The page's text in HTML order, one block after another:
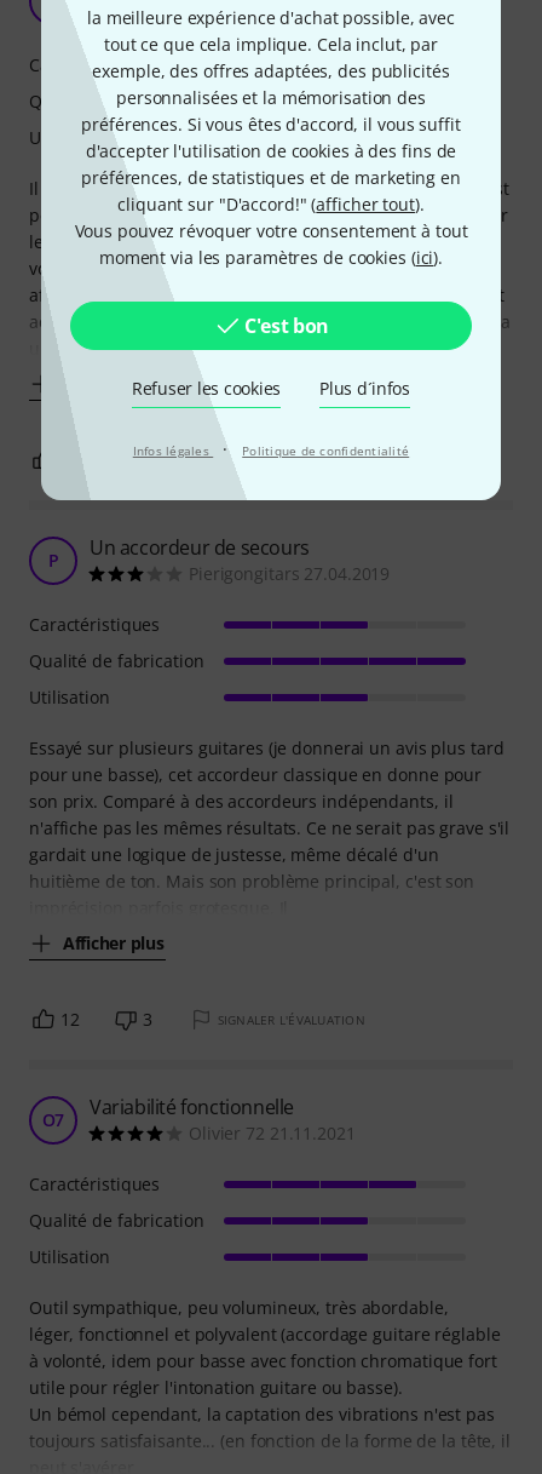
la meilleure expérience d'achat possible, avec
tout ce que cela implique. Cela inclut, par
exemple, des offres adaptées, des publicités
personnalisées et la mémorisation des
préférences. Si vous êtes d'accord, il vous suffit
d'accepter l'utilisation de cookies à des fins de
préférences, de statistiques et de marketing en
cliquant sur "D'accord!" (afficher tout).
Vous pouvez révoquer votre consentement à tout
moment via les paramètres de cookies (ici).
C'est bon
Refuser les cookies Plus d´infos
Infos légales · Politique de confidentialité
Pierroleloup 14.01.2022
Il faisait partie du bundle d'une guitare Harley Benton. Il est
petit, pratique, et tres facile a utiliser .La pince se clipse sur
le manche , pour capter les vibrations . Il vous indique si
vous etes en dessous, ou au dessus de la note, et son
affichage passe de bleu a vert quand vous etes exactement
accorde. Il ne fonctionne pas grace a un micro, mais grace a
Afficher plus
Caractéristiques
Qualité de fabrication
Utilisation
3 SIGNALER L'ÉVALUATION
P Un accordeur de secours
Pierigongitars 27.04.2019
Essayé sur plusieurs guitares (je donnerai un avis plus tard
pour une basse), cet accordeur classique en donne pour
son prix. Comparé à des accordeurs indépendants, il
n'affiche pas les mêmes résultats. Ce ne serait pas grave s'il
gardait une logique de justesse, même décalé d'un
huitième de ton. Mais son problème principal, c'est son
Afficher plus
Caractéristiques
Qualité de fabrication
Utilisation
12 3 SIGNALER L'ÉVALUATION
O7 Variabilité fonctionnelle
Olivier 72 21.11.2021
Outil sympathique, peu volumineux, très abordable,
léger, fonctionnel et polyvalent (accordage guitare réglable
à volonté, idem pour basse avec fonction chromatique fort
utile pour régler l'intonation guitare ou basse).
Un bémol cependant, la captation des vibrations n'est pas
toujours satisfaisante... (en fonction de la forme de la tête, il
Caractéristiques
Qualité de fabrication
Utilisation